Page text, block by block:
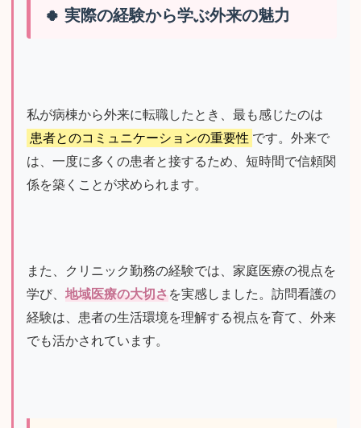
実際の経験から学ぶ外来の魅力
私が病棟から外来に転職したとき、最も感じたのは
患者とのコミュニケーションの重要性 です。外来で
は、一度に多くの患者と接するため、短時間で信頼関
係を築くことが求められます。
また、クリニック勤務の経験では、家庭医療の視点を
学び、 地域医療の大切さ を実感しました。訪問看護の
経験は、患者の生活環境を理解する視点を育て、外来
でも活かされています。